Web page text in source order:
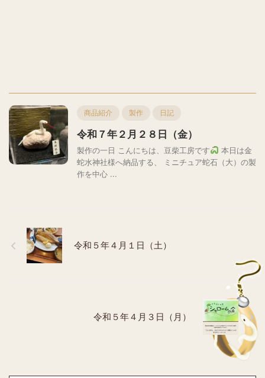
商品紹介 製作 日記
令和７年２月２８日（金）
製作の一日 こんにちは、豆柴工房です
本日は金
蛇水神社様へ納品する、 ミニチュア蛇石（大）の製
作を中心 ...
令和５年４月１日（土）
令和５年４月３日（月）